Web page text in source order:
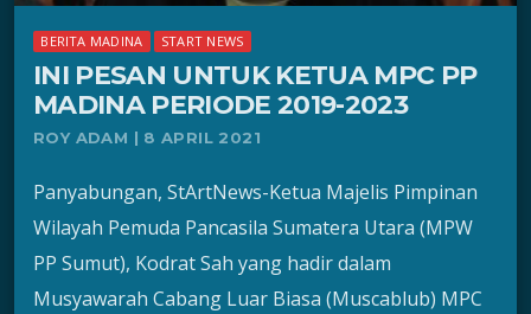
BERITA MADINA START NEWS
INI PESAN UNTUK KETUA MPC PP
MADINA PERIODE 2019-2023
ROY ADAM | 8 APRIL 2021
Panyabungan, StArtNews-Ketua Majelis Pimpinan
Wilayah Pemuda Pancasila Sumatera Utara (MPW
PP Sumut), Kodrat Sah yang hadir dalam
Musyawarah Cabang Luar Biasa (Muscablub) MPC